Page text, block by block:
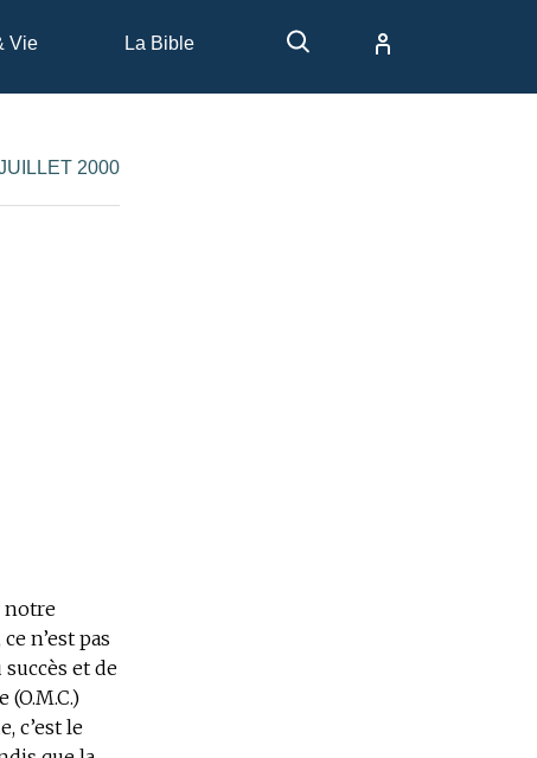
Vie La Bible
2000
notre
n’est pas
et de
c’est le